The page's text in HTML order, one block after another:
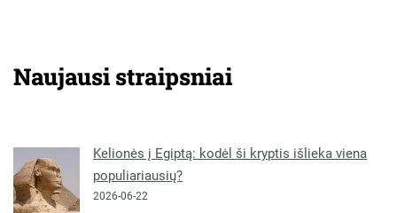
Naujausi straipsniai
Kelionės į Egiptą: kodėl ši kryptis išlieka viena
populiariausių?
2026-06-22